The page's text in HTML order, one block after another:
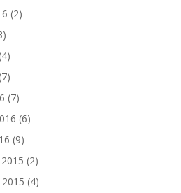
(2)
(4)
(7)
(7)
(6)
(9)
(2)
(4)